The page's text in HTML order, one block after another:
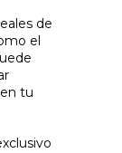
de
el
tu